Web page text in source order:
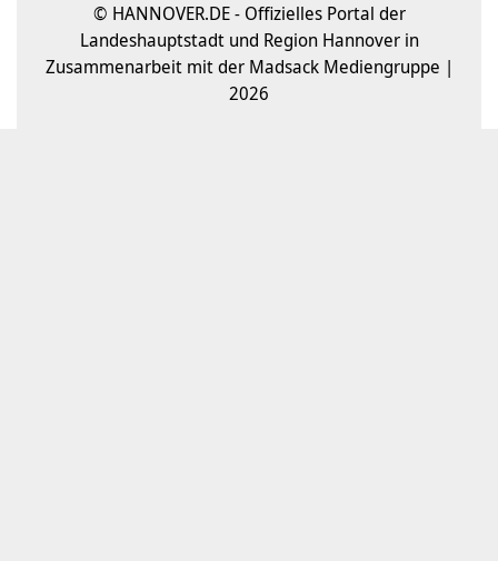
© HANNOVER.DE - Offizielles Portal der
Landeshauptstadt und Region Hannover in
Zusammenarbeit mit der Madsack Mediengruppe |
2026